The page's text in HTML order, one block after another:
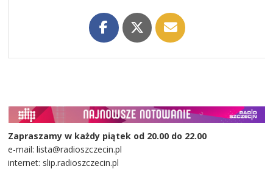
Zapraszamy w każdy piątek od 20.00 do 22.00
e-mail: lista@radioszczecin.pl
internet: slip.radioszczecin.pl